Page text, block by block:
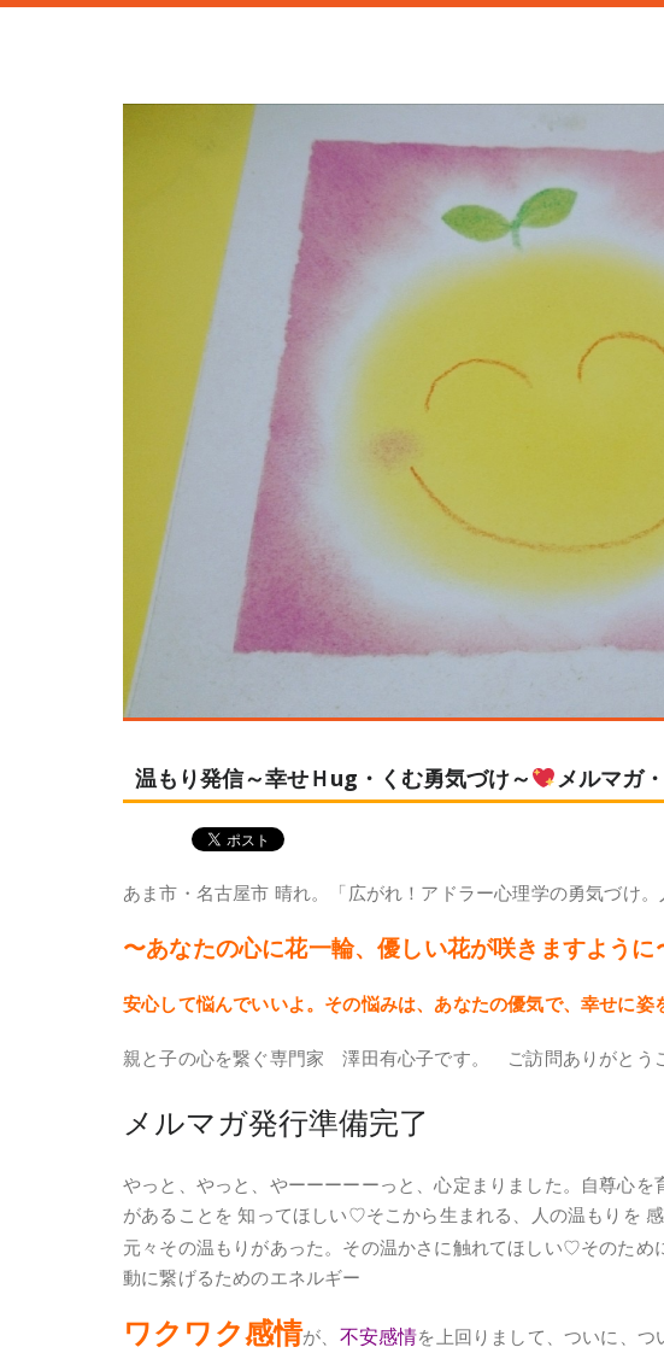
温もり発信～幸せＨug・くむ勇気づけ～ メルマガ
あま市・名古屋市 晴れ。「広がれ！アドラー心理学の勇気づけ。
〜あなたの心に花一輪、優しい花が咲きますように
安心して悩んでいいよ。その悩みは、あなたの優気で、幸せに姿
親と子の心を繋ぐ専門家 澤田有心子です。 ご訪問ありがとう
メルマガ発行準備完了
やっと、やっと、やーーーーーっと、心定まりました。自尊心
があることを 知ってほしい♡そこから生まれる、人の温もりを
元々その温もりがあった。その温かさに触れてほしい♡そのため
動に繋げるためのエネルギー
ワクワク感情が、 不安感情を上回りまして、ついに、つ